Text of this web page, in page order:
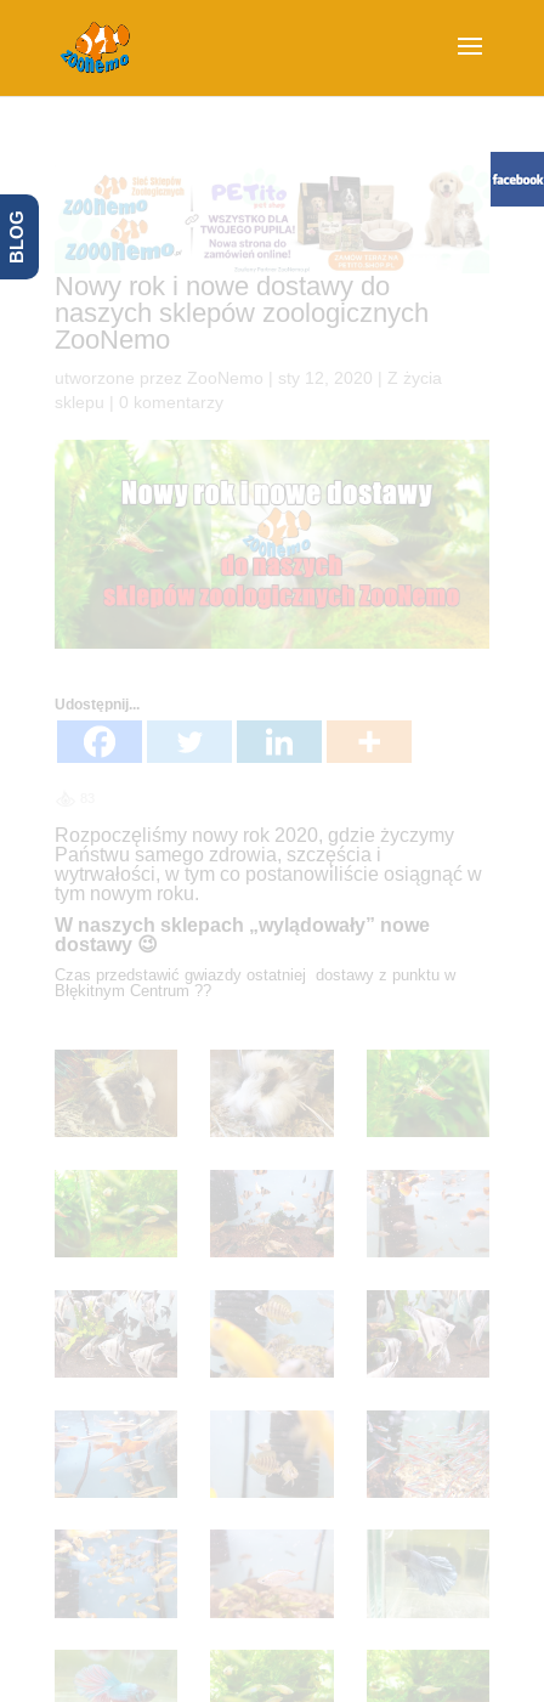
Nowy rok i nowe dostawy do
naszych sklepów zoologicznych
ZooNemo
utworzone przez ZooNemo sty 12, 2020
Z życia
sklepu
0 komentarzy
Udostępnij...
Rozpoczęliśmy nowy rok 2020, gdzie życzymy
Państwu samego zdrowia, szczęścia i
wytrwałości, w tym co postanowiliście osiągnąć w
tym nowym roku.
W naszych sklepach „wylądowały” nowe
dostawy 😉
Czas przedstawić gwiazdy ostatniej dostawy z punktu w
Błękitnym Centrum ??
BLOG